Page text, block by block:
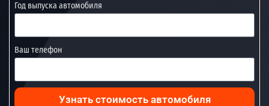
Год выпуска автомобиля
Ваш телефон
Узнать стоимость автомобиля